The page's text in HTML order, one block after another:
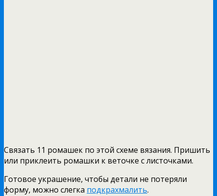
Связать 11 ромашек по этой схеме вязания. Пришить
или приклеить ромашки к веточке с листочками.
Готовое украшение, чтобы детали не потеряли
форму, можно слегка подкрахмалить.